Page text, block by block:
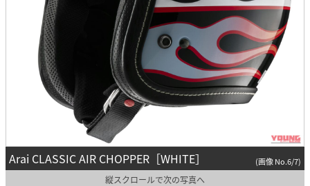
Arai CLASSIC AIR CHOPPER［WHITE］ (画像 No.6/7)
縦スクロールで次の写真へ